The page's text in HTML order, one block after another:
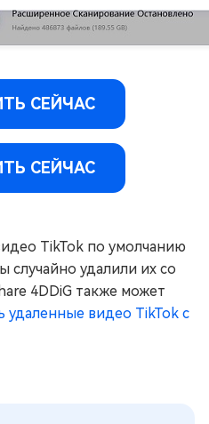
СЕЙЧАС
СЕЙЧАС
TikTok по умолчанию
случайно удалили их со
4DDiG также может
удаленные видео TikTok с